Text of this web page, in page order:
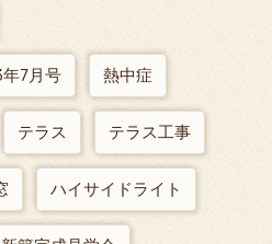
7月号 熱中症
テラス テラス工事
ハイサイドライト